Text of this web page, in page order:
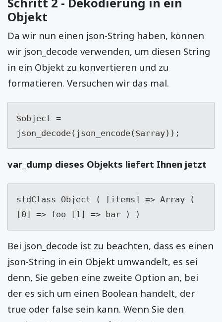
Objekt
Da wir nun einen json-String haben, können
wir json_decode verwenden, um diesen String
in ein Objekt zu konvertieren und zu
formatieren. Versuchen wir das mal.
$object =
json_decode(json_encode($array));
var_dump dieses Objekts liefert Ihnen jetzt
stdClass Object ( [items] => Array (
[0] => foo [1] => bar ) )
Bei json_decode ist zu beachten, dass es einen
json-String in ein Objekt umwandelt, es sei
denn, Sie geben eine zweite Option an, bei
der es sich um einen Boolean handelt, der
true oder false sein kann. Wenn Sie den